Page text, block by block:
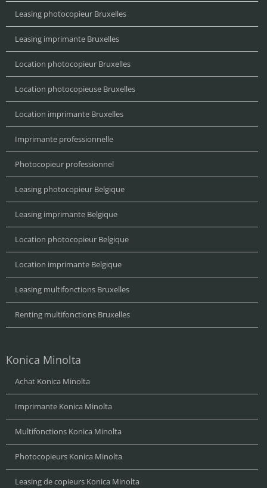
Leasing photocopieur Bruxelles
Leasing imprimante Bruxelles
Location photocopieur Bruxelles
Location photocopieuse Bruxelles
Location imprimante Bruxelles
Imprimante professionnelle
Photocopieur professionnel
Leasing photocopieur Belgique
Leasing imprimante Belgique
Location photocopieur Belgique
Location imprimante Belgique
Leasing multifonctions Bruxelles
Renting multifonctions Bruxelles
Konica Minolta
Achat Konica Minolta
Imprimante Konica Minolta
Multifonctions Konica Minolta
Photocopieurs Konica Minolta
Leasing de copieurs Konica Minolta